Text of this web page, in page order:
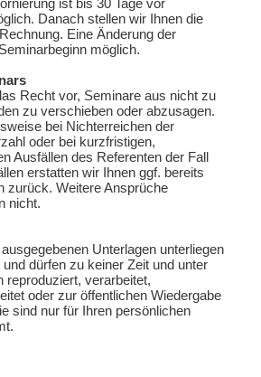
ist bis 30 Tage vor
Danach stellen wir Ihnen die
Eine Änderung der
möglich.
Recht vor, Seminare aus nicht zu
zu verschieben oder abzusagen.
bei Nichterreichen der
oder bei kurzfristigen,
Ausfällen des Referenten der Fall
erstatten wir Ihnen ggf. bereits
zurück. Weitere Ansprüche
nicht.
Unterlagen unterliegen
dürfen zu keiner Zeit und unter
reproduziert, verarbeitet,
oder zur öffentlichen Wiedergabe
sind nur für Ihren persönlichen